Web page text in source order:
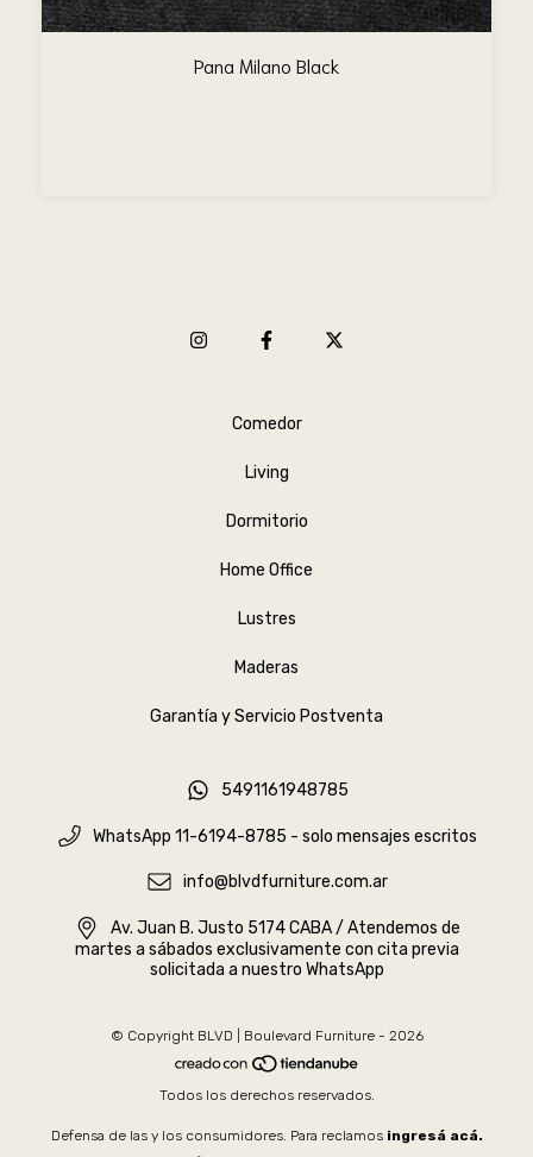
Pana Milano Black
Comedor
Living
Dormitorio
Home Office
Lustres
Maderas
Garantía y Servicio Postventa
5491161948785
WhatsApp 11-6194-8785 - solo mensajes escritos
info@blvdfurniture.com.ar
Av. Juan B. Justo 5174 CABA / Atendemos de
martes a sábados exclusivamente con cita previa
solicitada a nuestro WhatsApp
© Copyright BLVD | Boulevard Furniture - 2026
Todos los derechos reservados.
Defensa de las y los consumidores. Para reclamos ingresá acá.